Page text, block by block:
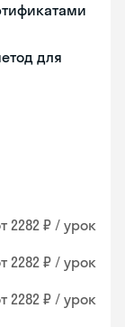
для
2282 ₽ / урок
2282 ₽ / урок
2282 ₽ / урок